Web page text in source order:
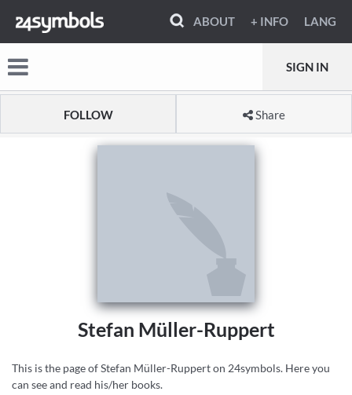
ABOUT + INFO LANG
SIGN IN
FOLLOW Share
Stefan Müller-Ruppert
This is the page of Stefan Müller-Ruppert on 24symbols. Here you
can see and read his/her books.